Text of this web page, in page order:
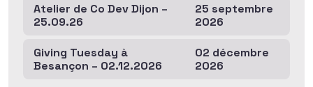
Atelier de Co Dev Dijon –
25.09.26
25 septembre
2026
Giving Tuesday à
Besançon – 02.12.2026
02 décembre
2026